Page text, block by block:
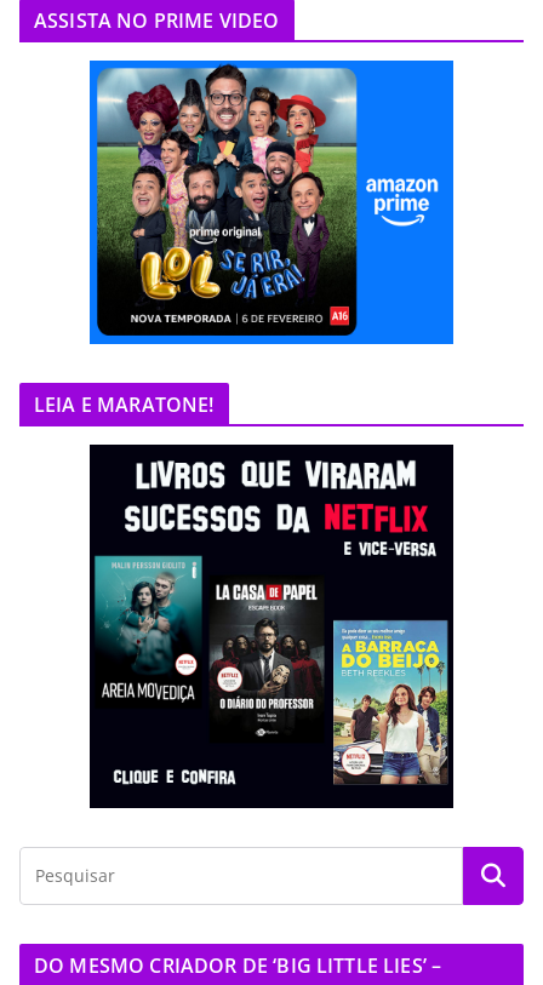
ASSISTA NO PRIME VIDEO
LEIA E MARATONE!
DO MESMO CRIADOR DE ‘BIG LITTLE LIES’ –